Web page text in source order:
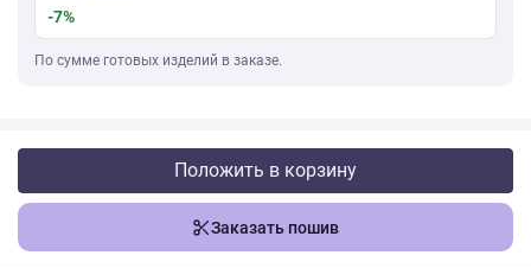
-7%
По сумме готовых изделий в заказе.
Положить в корзину
Заказать пошив